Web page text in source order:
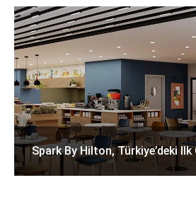
Spark By Hilton, Türkiye’deki Ilk